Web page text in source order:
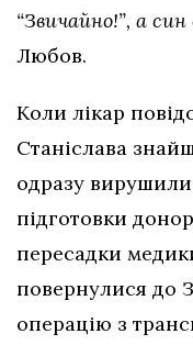
“Звичайно!”, а син
Любов.
Коли лікар
Станіслава
одразу
підготовки
пересадки
повернулися до
операцію з